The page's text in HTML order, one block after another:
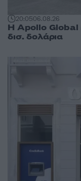
20:0506.08.26
Η Apollo Global
δισ. δολάρια